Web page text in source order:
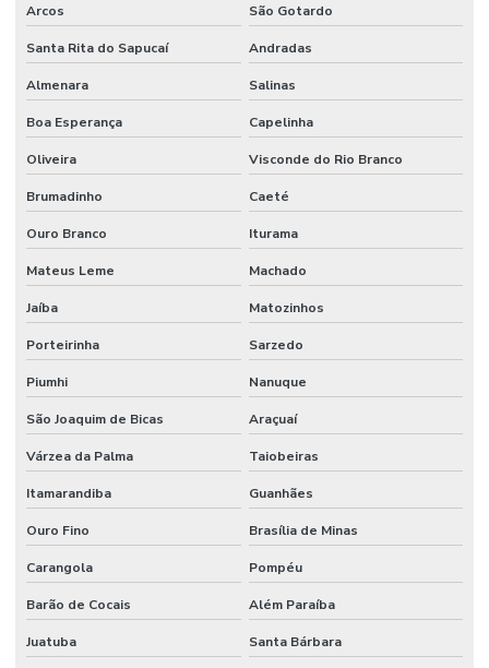
Arcos São Gotardo
Santa Rita do Sapucaí Andradas
Almenara Salinas
Boa Esperança Capelinha
Oliveira Visconde do Rio Branco
Brumadinho Caeté
Ouro Branco Iturama
Mateus Leme Machado
Jaíba Matozinhos
Porteirinha Sarzedo
Piumhi Nanuque
São Joaquim de Bicas Araçuaí
Várzea da Palma Taiobeiras
Itamarandiba Guanhães
Ouro Fino Brasília de Minas
Carangola Pompéu
Barão de Cocais Além Paraíba
Juatuba Santa Bárbara